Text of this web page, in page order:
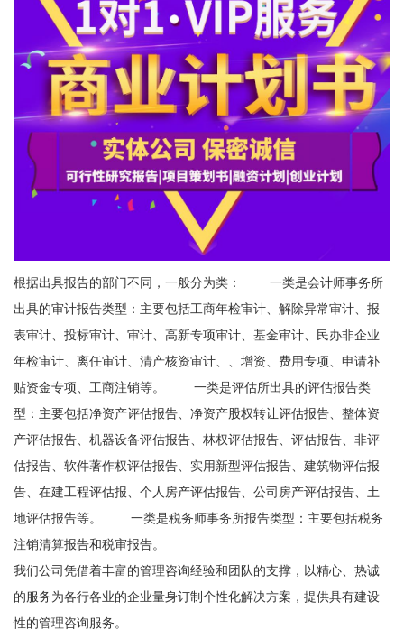
根据出具报告的部门不同，一般分为类： 一类是会计师事务所
出具的审计报告类型：主要包括工商年检审计、解除异常审计、报
表审计、投标审计、审计、高新专项审计、基金审计、民办非企业
年检审计、离任审计、清产核资审计、、增资、费用专项、申请补
贴资金专项、工商注销等。 一类是评估所出具的评估报告类
型：主要包括净资产评估报告、净资产股权转让评估报告、整体资
产评估报告、机器设备评估报告、林权评估报告、评估报告、非评
估报告、软件著作权评估报告、实用新型评估报告、建筑物评估报
告、在建工程评估报、个人房产评估报告、公司房产评估报告、土
地评估报告等。 一类是税务师事务所报告类型：主要包括税务
注销清算报告和税审报告。
我们公司凭借着丰富的管理咨询经验和团队的支撑，以精心、热诚
的服务为各行各业的企业量身订制个性化解决方案，提供具有建设
性的管理咨询服务。